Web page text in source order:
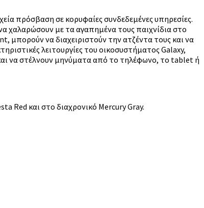
πρόσβαση σε κορυφαίες συνδεδεμένες υπηρεσίες.
χαλαρώσουν με τα αγαπημένα τους παιχνίδια στο
μπορούν να διαχειριστούν την ατζέντα τους και να
λειτουργίες του οικοσυστήματος Galaxy,
να στέλνουν μηνύματα από το τηλέφωνο, το tablet ή
Red και στο διαχρονικό Mercury Gray.